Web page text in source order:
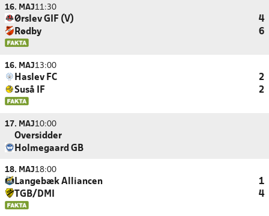
16. MAJ11:30
Ørslev GIF (V)
4
Rødby
6
16. MAJ13:00
Haslev FC
2
Suså IF
2
17. MAJ10:00
Oversidder
Holmegaard GB
18. MAJ18:00
Langebæk Alliancen
1
TGB/DMI
4